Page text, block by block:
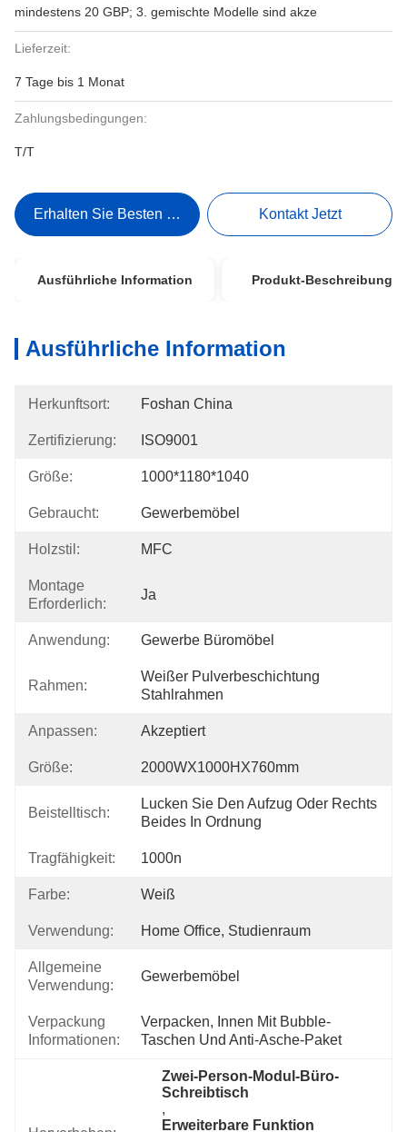
mindestens 20 GBP; 3. gemischte Modelle sind akze
Lieferzeit:
7 Tage bis 1 Monat
Zahlungsbedingungen:
T/T
Erhalten Sie Besten Preis Kontakt Jetzt
Ausführliche Information Produkt-Beschreibung
Ausführliche Information
Herkunftsort: Foshan China
Zertifizierung: ISO9001
Größe: 1000*1180*1040
Gebraucht: Gewerbemöbel
Holzstil: MFC
Montage
Erforderlich:
Ja
Anwendung: Gewerbe Büromöbel
Rahmen:
Weißer Pulverbeschichtung
Stahlrahmen
Anpassen: Akzeptiert
Größe: 2000WX1000HX760mm
Beistelltisch:
Lucken Sie Den Aufzug Oder Rechts
Beides In Ordnung
Tragfähigkeit: 1000n
Farbe: Weiß
Verwendung: Home Office, Studienraum
Allgemeine
Verwendung:
Gewerbemöbel
Verpackung
Informationen:
Verpacken, Innen Mit Bubble-
Taschen Und Anti-Asche-Paket
Zwei-Person-Modul-Büro-
Schreibtisch
,
Erweiterbare Funktion